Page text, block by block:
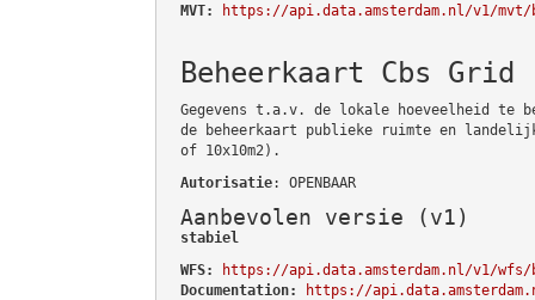
MVT:
https://api.data.amsterdam.nl/v1/mvt/
Beheerkaart Cbs Grid
Gegevens t.a.v. de lokale hoeveelheid te
de beheerkaart publieke ruimte en landelijk
of 10x10m2).
Autorisatie: OPENBAAR
Aanbevolen versie (v1)
stabiel
WFS:
https://api.data.amsterdam.nl/v1/wfs/
Documentation:
https://